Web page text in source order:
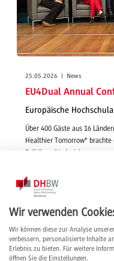
25.05.2026 | News
EU4Dual Annual
Europäische
Über 400 Gäste aus 16
Healthier Tomorrow" brachte
Politik und Industrie
Gesundheit, Innovation und
weiterlesen
Wir verwenden
Wir können diese zur Analyse
verbessern, personalisierte Inhalte
Erlebnis zu bieten. Für weitere
öffnen Sie die Einstellungen.